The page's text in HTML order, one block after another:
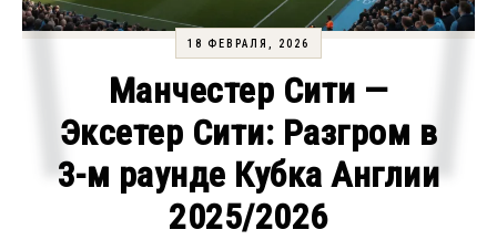
18 ФЕВРАЛЯ, 2026
Манчестер Сити —
Эксетер Сити: Разгром в
3-м раунде Кубка Англии
2025/2026